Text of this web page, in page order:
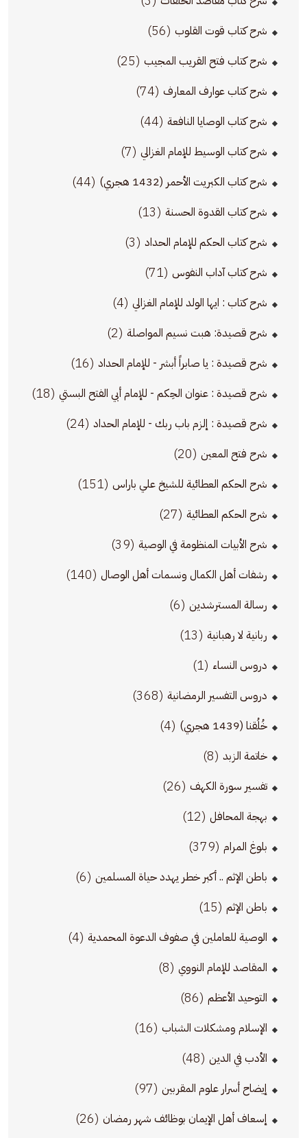
شرح كتاب قوت القلوب (56)
شرح كتاب فتح القريب المجيب (25)
شرح كتاب عوارف المعارف (74)
شرح كتاب الوصايا النافعة (44)
شرح كتاب الوسيط للإمام الغزالي (7)
شرح كتاب الكبريت الأحمر (1432 هجري) (44)
شرح كتاب القدوة الحسنة (13)
شرح كتاب الحكم للإمام الحداد (3)
شرح كتاب آداب النفوس (71)
شرح كتاب : ايها الولد للإمام الغزالي (4)
شرح قصيدة: هبت نسيم المواصلة (2)
شرح قصيدة : يا صابراً أبشر - للإمام الحداد (16)
شرح قصيدة : عنوان الحِكم - للإمام أبي الفتح البستي (18)
شرح قصيدة : إلزم باب ربك - للإمام الحداد (24)
شرح فتح المعين (20)
شرح الحكم العطائية للشيخ علي باراس (151)
شرح الحكم العطائية (27)
شرح الأبيات المنظومة في الوصية (39)
رشفات أهل الكمال ونسمات أهل الوصال (140)
رسالة المسترشدين (6)
ربانية لا رهبانية (13)
دروس النساء (1)
دروس التفسير الرمضانية (368)
خُلُقنا (1439 هجري) (4)
خاتمة الزبد (8)
تفسير سورة الكهف (26)
بهجة المحافل (12)
بلوغ المرام (379)
باطن الإثم .. أكبر خطر يهدد حياة المسلمين (6)
باطن الإثم (15)
الوصية للعاملين في صفوف الدعوة المحمدية (4)
المقاصد للإمام النووي (8)
التوحيد الأعظم (86)
الإسلام ومشكلات الشباب (16)
الأدب في الدين (48)
إيضاح أسرار علوم المقربين (97)
إسعاف أهل الإيمان بوظائف شهر رمضان (26)